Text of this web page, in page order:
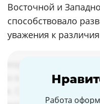
Восточной и
способствовало
уважения к
Работа